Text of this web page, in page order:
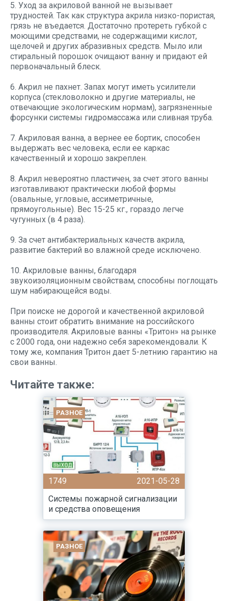
5. Уход за акриловой ванной не вызывает
трудностей. Так как структура акрила низко-пористая,
грязь не въедается. Достаточно протереть губкой с
моющими средствами, не содержащими кислот,
щелочей и других абразивных средств. Мыло или
стиральный порошок очищают ванну и придают ей
первоначальный блеск.
6. Акрил не пахнет. Запах могут иметь усилители
корпуса (стекловолокно и другие материалы, не
отвечающие экологическим нормам), загрязненные
форсунки системы гидромассажа или сливная труба.
7. Акриловая ванна, а вернее ее бортик, способен
выдержать вес человека, если ее каркас
качественный и хорошо закреплен.
8. Акрил невероятно пластичен, за счет этого ванны
изготавливают практически любой формы
(овальные, угловые, ассиметричные,
прямоугольные). Вес 15-25 кг., гораздо легче
чугунных (в 4 раза).
9. За счет антибактериальных качеств акрила,
развитие бактерий во влажной среде исключено.
10. Акриловые ванны, благодаря
звукоизоляционным свойствам, способны поглощать
шум набирающейся воды.
При поиске не дорогой и качественной акриловой
ванны стоит обратить внимание на российского
производителя. Акриловые ванны «Тритон» на рынке
с 2000 года, они надежно себя зарекомендовали. К
тому же, компания Тритон дает 5-летнию гарантию на
свои ванны.
Читайте также:
РАЗНОЕ
1749
2021-05-28
Системы пожарной сигнализации
и средства оповещения
РАЗНОЕ